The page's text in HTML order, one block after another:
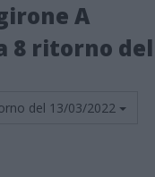
A
8 ritorno
del 13/03/2022